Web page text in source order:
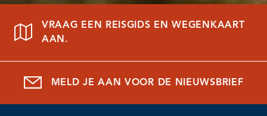
VRAAG EEN REISGIDS EN WEGENKAART
AAN.
MELD JE AAN VOOR DE NIEUWSBRIEF